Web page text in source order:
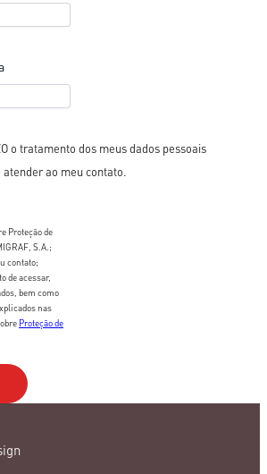
o tratamento dos meus dados pessoais
ao meu contato.
Proteção de
S.A.;
contato;
de acessar,
bem como
nas
Proteção de